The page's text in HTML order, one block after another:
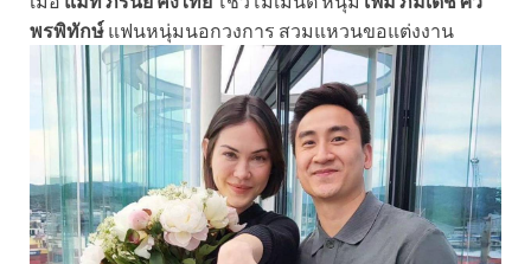
พรพิทักษ์ แฟนหนุ่มนอกวงการ สวมแหวนขอแต่งงาน